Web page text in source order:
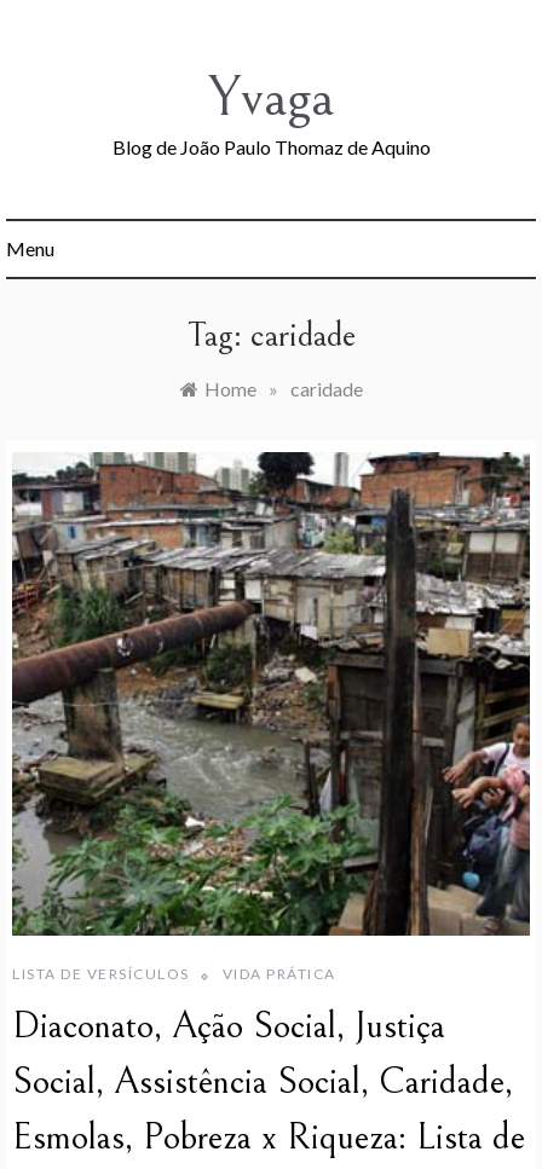
Yvaga
Blog de João Paulo Thomaz de Aquino
Menu
Tag: caridade
Home » caridade
LISTA DE VERSÍCULOS VIDA PRÁTICA
Diaconato, Ação Social, Justiça
Social, Assistência Social, Caridade,
Esmolas, Pobreza x Riqueza: Lista de